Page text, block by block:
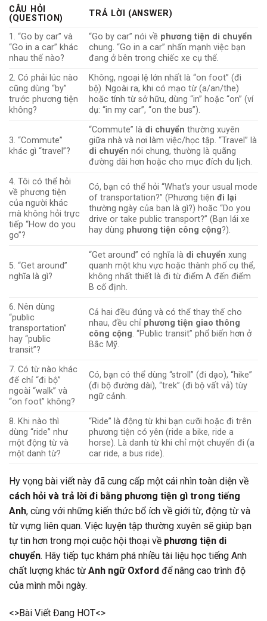
CÂU HỎI
(QUESTION)
TRẢ LỜI (ANSWER)
1. “Go by car” và
“Go in a car” khác
nhau thế nào?
“Go by car” nói về phương tiện di chuyển
chung. “Go in a car” nhấn mạnh việc bạn
đang ở bên trong chiếc xe cụ thể.
2. Có phải lúc nào
cũng dùng “by”
trước phương tiện
không?
Không, ngoại lệ lớn nhất là “on foot” (đi
bộ). Ngoài ra, khi có mạo từ (a/an/the)
hoặc tính từ sở hữu, dùng “in” hoặc “on” (ví
dụ: “in my car”, “on the bus”).
3. “Commute”
khác gì “travel”?
“Commute” là di chuyển thường xuyên
giữa nhà và nơi làm việc/học tập. “Travel” là
di chuyển nói chung, thường là quãng
đường dài hơn hoặc cho mục đích du lịch.
4. Tôi có thể hỏi
về phương tiện
của người khác
mà không hỏi trực
tiếp “How do you
go”?
Có, bạn có thể hỏi “What’s your usual mode
of transportation?” (Phương tiệnđi lại
thường ngày của bạn là gì?) hoặc “Do you
drive or take public transport?” (Bạn lái xe
hay dùng phương tiện công cộng?).
5. “Get around”
nghĩa là gì?
“Get around” có nghĩa là di chuyển xung
quanh một khu vực hoặc thành phố cụ thể,
không nhất thiết là đi từ điểm A đến điểm
B cố định.
6. Nên dùng
“public
transportation”
hay “public
transit”?
Cả hai đều đúng và có thể thay thế cho
nhau, đều chỉ phương tiện giao thông
công cộng. “Public transit” phổ biến hơn ở
Bắc Mỹ.
7. Có từ nào khác
để chỉ “đi bộ”
ngoài “walk” và
“on foot” không?
Có, bạn có thể dùng “stroll” (đi dạo), “hike”
(đi bộ đường dài), “trek” (đi bộ vất vả) tùy
ngữ cảnh.
8. Khi nào thì
dùng “ride” như
một động từ và
một danh từ?
“Ride” là động từ khi bạn cưỡi hoặc đi trên
phương tiện có yên (ride a bike, ride a
horse). Là danh từ khi chỉ một chuyến đi (a
car ride, a bus ride).
Hy vọng bài viết này đã cung cấp một cái nhìn toàn diện về
cách hỏi và trả lời đi bằng phương tiện gì trong tiếng
Anh, cùng với những kiến thức bổ ích về giới từ, động từ và
từ vựng liên quan. Việc luyện tập thường xuyên sẽ giúp bạn
tự tin hơn trong mọi cuộc hội thoại về phương tiện di
chuyển. Hãy tiếp tục khám phá nhiều tài liệu học tiếng Anh
chất lượng khác từ Anh ngữ Oxford để nâng cao trình độ
của mình mỗi ngày.
<>Bài Viết Đang HOT<>